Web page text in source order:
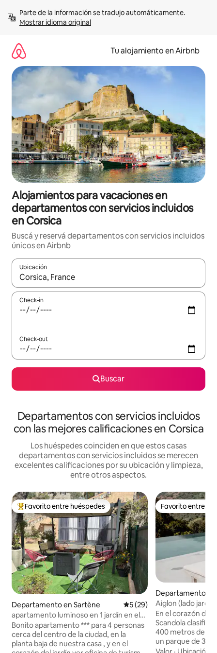
contenidoMostrar idioma original
Tu alojamiento en Airbnb
Alojamientos para vacaciones en
departamentos con servicios incluidos
en Corsica
Buscá y reservá departamentos con servicios incluidos
únicos en Airbnb
Ubicación
Cuando los resultados estén disponibles, navegá con las
Check-in
Check-out
Buscar
Departamentos con servicios incluidos
con las mejores calificaciones en Corsica
Los huéspedes coinciden en que estos casas
departamentos con servicios incluidos se merecen
excelentes calificaciones por su ubicación y limpieza,
entre otros aspectos.
Favorito entre los huéspedes más destacados
Favorito entre huéspedes
Departamento en Sartène Calificación promedio: 5 de
5 (29)
apartamento luminoso en 1 jardín en el
centro de la ciudad
Bonito apartamento *** para 4 personas
cerca del centro de la ciudad, en la
planta baja de nuestra casa , y en el
Favorito entre
Favorito entre
Departamento
Aiglon (lado jardín
de Oporto
En el corazón del
Scandola
400 metros de la
un parque de 3,5
Aiglon, casa con